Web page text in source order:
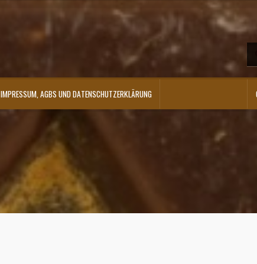
IMPRESSUM, AGBS UND DATENSCHUTZERKLÄRUNG
Widerrufsbelehrung